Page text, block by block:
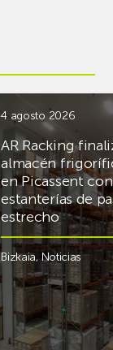
4 agosto 2026
AR Racking
almacén
en Picassent con
estanterías de
estrecho
Bizkaia,Noticias